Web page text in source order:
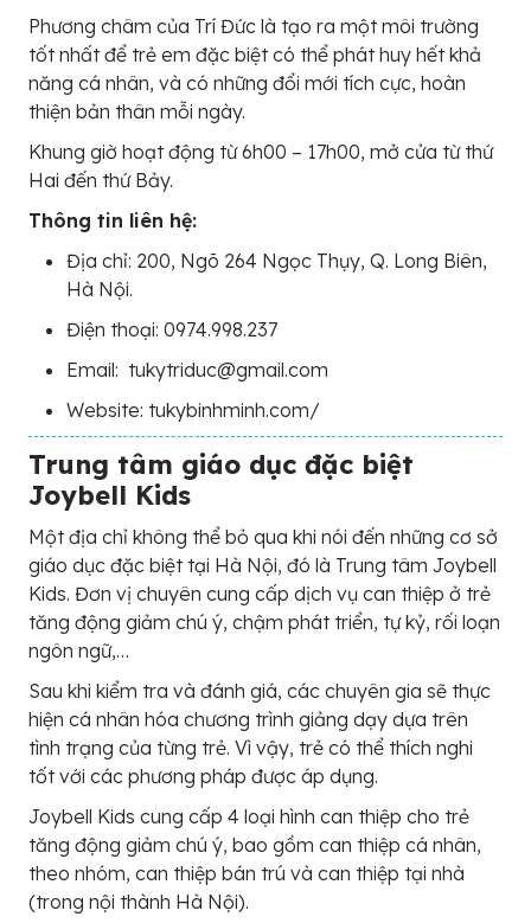
Phương châm của Trí Đức là tạo ra một môi trường
tốt nhất để trẻ em đặc biệt có thể phát huy hết khả
năng cá nhân, và có những đổi mới tích cực, hoàn
thiện bản thân mỗi ngày.
Khung giờ hoạt động từ 6h00 – 17h00, mở cửa từ thứ
Hai đến thứ Bảy.
Thông tin liên hệ:
Địa chỉ: 200, Ngõ 264 Ngọc Thụy, Q. Long Biên,
Hà Nội.
Điện thoại: 0974.998.237
Email: tukytriduc@gmail.com
Website: tukybinhminh.com/
Trung tâm giáo dục đặc biệt
Joybell Kids
Một địa chỉ không thể bỏ qua khi nói đến những cơ sở
giáo dục đặc biệt tại Hà Nội, đó là Trung tâm Joybell
Kids. Đơn vị chuyên cung cấp dịch vụ can thiệp ở trẻ
tăng động giảm chú ý, chậm phát triển, tự kỷ, rối loạn
ngôn ngữ,…
Sau khi kiểm tra và đánh giá, các chuyên gia sẽ thực
hiện cá nhân hóa chương trình giảng dạy dựa trên
tình trạng của từng trẻ. Vì vậy, trẻ có thể thích nghi
tốt với các phương pháp được áp dụng.
Joybell Kids cung cấp 4 loại hình can thiệp cho trẻ
tăng động giảm chú ý, bao gồm can thiệp cá nhân,
theo nhóm, can thiệp bán trú và can thiệp tại nhà
(trong nội thành Hà Nội).